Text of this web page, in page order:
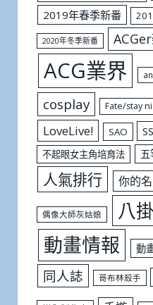
2019年春季新番
2020年冬季新番
ACG業界
cosplay Fate/stay
LoveLive! SAO
不起眼女主角培育法 五
人氣排行 你的
偶像大師灰姑娘 八
動畫情報 動
同人誌 哥布林殺手